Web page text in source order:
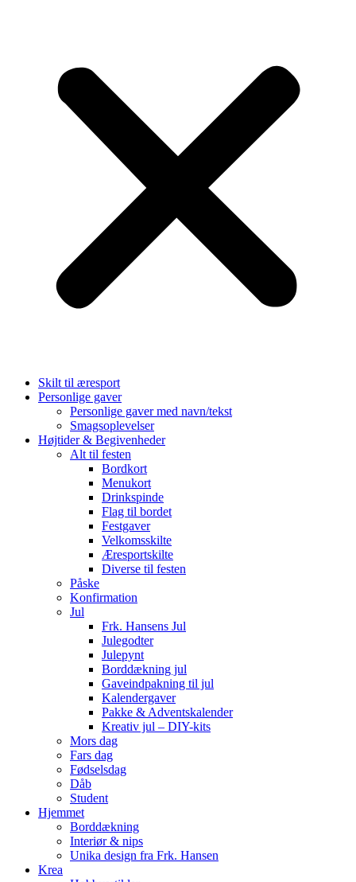
Skilt til æresport
Personlige gaver
Personlige gaver med navn/tekst
Smagsoplevelser
Højtider & Begivenheder
Alt til festen
Bordkort
Menukort
Drinkspinde
Flag til bordet
Festgaver
Velkomsskilte
Æresportskilte
Diverse til festen
Påske
Konfirmation
Jul
Frk. Hansens Jul
Julegodter
Julepynt
Borddækning jul
Gaveindpakning til jul
Kalendergaver
Pakke & Adventskalender
Kreativ jul – DIY-kits
Mors dag
Fars dag
Fødselsdag
Dåb
Student
Hjemmet
Borddækning
Interiør & nips
Unika design fra Frk. Hansen
Krea